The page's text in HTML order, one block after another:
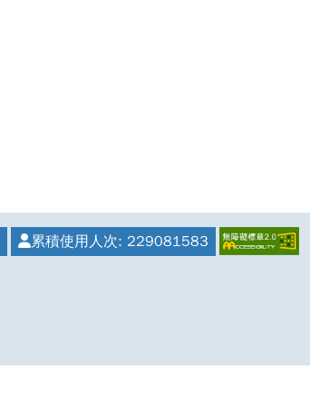
累積使用人次: 229081583